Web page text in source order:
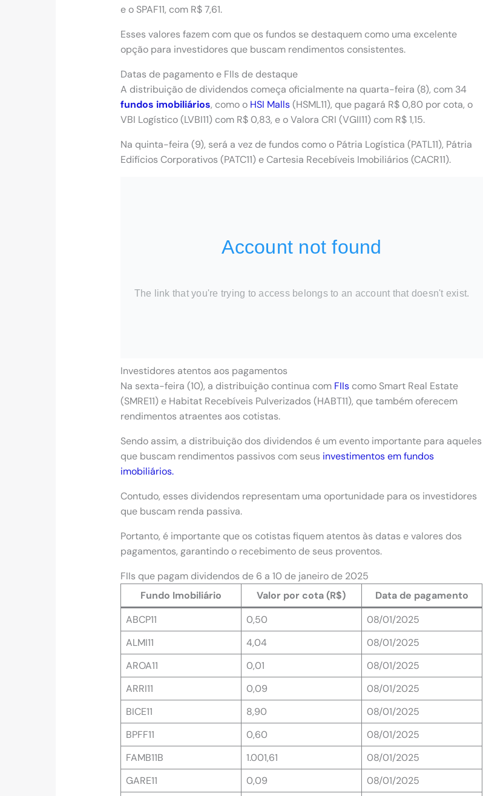
e o SPAF11, com R$ 7,61.
Esses valores fazem com que os fundos se destaquem como uma excelente
opção para investidores que buscam rendimentos consistentes.
Datas de pagamento e FIIs de destaque
A distribuição de dividendos começa oficialmente na quarta-feira (8), com 34
fundos imobiliários, como o HSI Malls(HSML11), que pagará R$ 0,80 por cota, o
VBI Logístico (LVBI11) com R$ 0,83, e o Valora CRI (VGII11) com R$ 1,15.
Na quinta-feira (9), será a vez de fundos como o Pátria Logística (PATL11), Pátria
Edifícios Corporativos (PATC11) e Cartesia Recebíveis Imobiliários (CACR11).
Investidores atentos aos pagamentos
Na sexta-feira (10), a distribuição continua com FIIs como Smart Real Estate
(SMRE11) e Habitat Recebíveis Pulverizados (HABT11), que também oferecem
rendimentos atraentes aos cotistas.
Sendo assim, a distribuição dos dividendos é um evento importante para aqueles
que buscam rendimentos passivos com seus investimentos em fundos
imobiliários.
Contudo, esses dividendos representam uma oportunidade para os investidores
que buscam renda passiva.
Portanto, é importante que os cotistas fiquem atentos às datas e valores dos
pagamentos, garantindo o recebimento de seus proventos.
FIIs que pagam dividendos de 6 a 10 de janeiro de 2025
Fundo Imobiliário
Valor por cota (R$)
Data de pagamento
ABCP11
0,50
08/01/2025
ALMI11
4,04
08/01/2025
AROA11
0,01
08/01/2025
ARRI11
0,09
08/01/2025
BICE11
8,90
08/01/2025
BPFF11
0,60
08/01/2025
FAMB11B
1.001,61
08/01/2025
GARE11
0,09
08/01/2025